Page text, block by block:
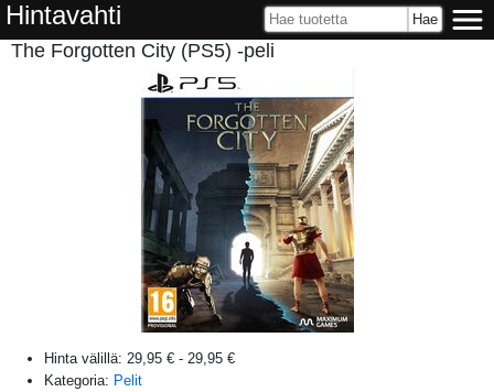
Hintavahti
The Forgotten City (PS5) -peli
Hinta välillä: 29,95 € - 29,95 €
Kategoria: Pelit